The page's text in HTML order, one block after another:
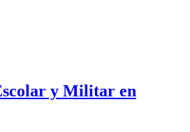
y Militar en